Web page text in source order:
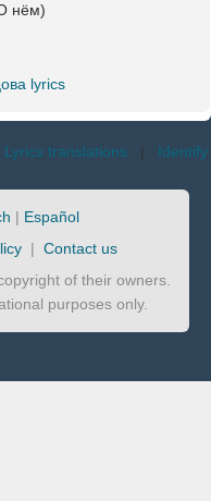
нём)
lyrics
Lyrics translations | Identify
| Español
| Contact us
of their owners.
purposes only.